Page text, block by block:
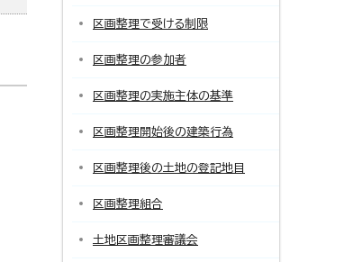
区画整理で受ける制限
区画整理の参加者
区画整理の実施主体の基準
区画整理開始後の建築行為
区画整理後の土地の登記地目
区画整理組合
土地区画整理審議会